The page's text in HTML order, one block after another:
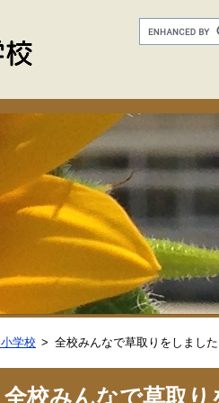
学校 全校みんなで草取りをしました
全校みんなで草取り